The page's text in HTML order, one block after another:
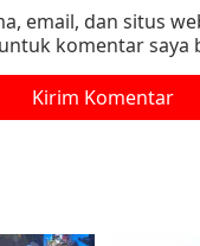
email, dan situs
komentar saya